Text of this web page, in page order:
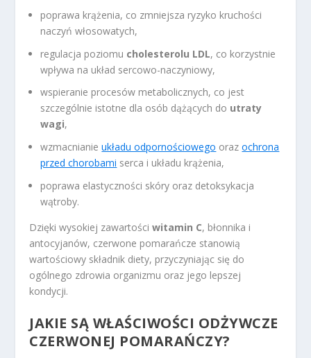
poprawa krążenia, co zmniejsza ryzyko kruchości
naczyń włosowatych,
regulacja poziomu cholesterolu LDL, co korzystnie
wpływa na układ sercowo-naczyniowy,
wspieranie procesów metabolicznych, co jest
szczególnie istotne dla osób dążących do utraty
wagi,
wzmacnianieukładu odpornościowego orazochrona
przed chorobami serca i układu krążenia,
poprawa elastyczności skóry oraz detoksykacja
wątroby.
Dzięki wysokiej zawartościwitamin C, błonnika i
antocyjanów, czerwone pomarańcze stanowią
wartościowy składnik diety, przyczyniając się do
ogólnego zdrowia organizmu oraz jego lepszej
kondycji.
JAKIE SĄ WŁAŚCIWOŚCI ODŻYWCZE
CZERWONEJ POMARAŃCZY?